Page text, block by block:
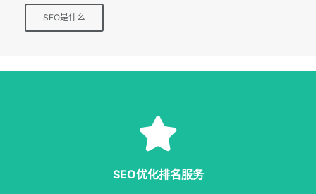
SEO是什么
SEO优化排名服务
等多种服务，从容应对各种优化需求。
SEO服务